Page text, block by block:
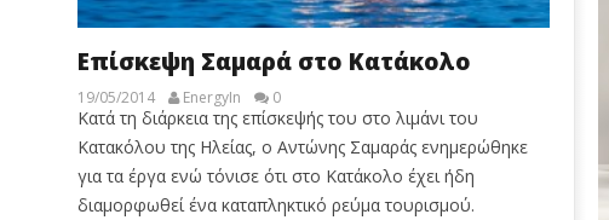
Επίσκεψη Σαμαρά στο Κατάκολο
19/05/2014 EnergyIn 0
Κατά τη διάρκεια της επίσκεψής του στο λιμάνι του
Κατακόλου της Ηλείας, ο Αντώνης Σαμαράς ενημερώθηκε
για τα έργα ενώ τόνισε ότι στο Κατάκολο έχει ήδη
διαμορφωθεί ένα καταπληκτικό ρεύμα τουρισμού.